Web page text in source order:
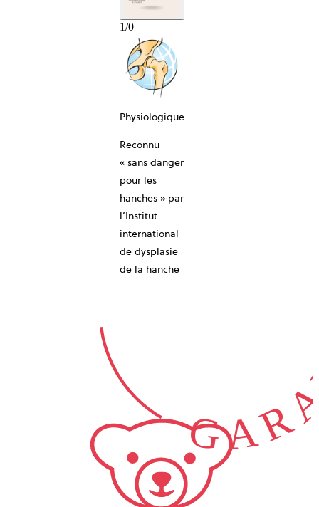
1/0
Physiologique
Reconnu
« sans danger
pour les
hanches » par
l’Institut
international
de dysplasie
de la hanche
10-ANS